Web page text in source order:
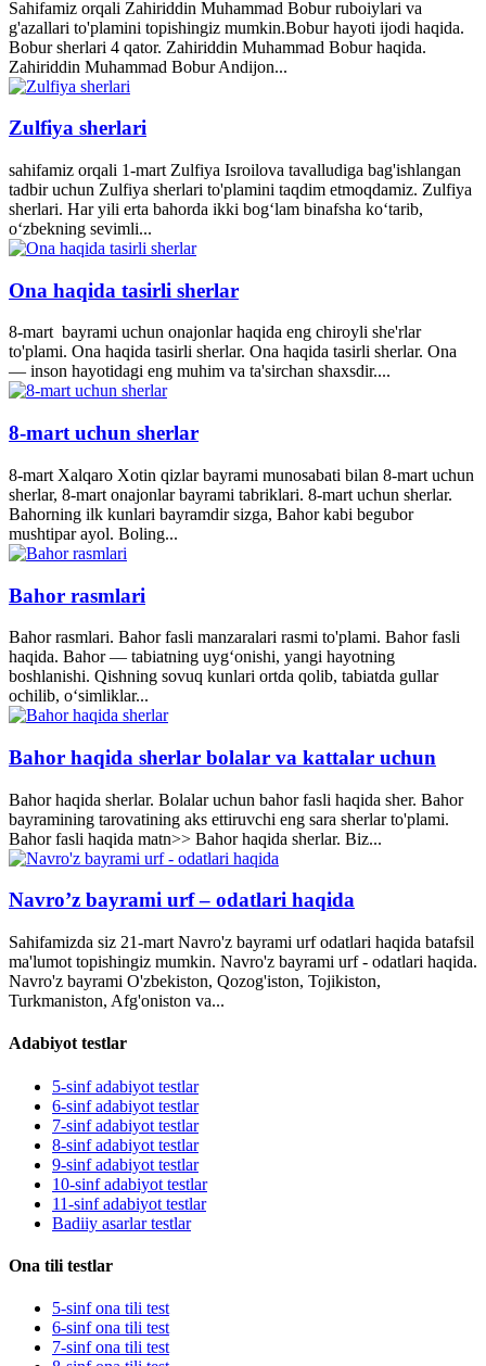
Sahifamiz orqali Zahiriddin Muhammad Bobur ruboiylari va
g'azallari to'plamini topishingiz mumkin.Bobur hayoti ijodi haqida.
Bobur sherlari 4 qator. Zahiriddin Muhammad Bobur haqida.
Zahiriddin Muhammad Bobur Andijon...
Zulfiya sherlari
sahifamiz orqali 1-mart Zulfiya Isroilova tavalludiga bag'ishlangan
tadbir uchun Zulfiya sherlari to'plamini taqdim etmoqdamiz. Zulfiya
sherlari. Har yili erta bahorda ikki bogʻlam binafsha koʻtarib,
oʻzbekning sevimli...
Ona haqida tasirli sherlar
8-mart bayrami uchun onajonlar haqida eng chiroyli she'rlar
to'plami. Ona haqida tasirli sherlar. Ona haqida tasirli sherlar. Ona
— inson hayotidagi eng muhim va ta'sirchan shaxsdir....
8-mart uchun sherlar
8-mart Xalqaro Xotin qizlar bayrami munosabati bilan 8-mart uchun
sherlar, 8-mart onajonlar bayrami tabriklari. 8-mart uchun sherlar.
Bahorning ilk kunlari bayramdir sizga, Bahor kabi begubor
mushtipar ayol. Boling...
Bahor rasmlari
Bahor rasmlari. Bahor fasli manzaralari rasmi to'plami. Bahor fasli
haqida. Bahor — tabiatning uyg‘onishi, yangi hayotning
boshlanishi. Qishning sovuq kunlari ortda qolib, tabiatda gullar
ochilib, o‘simliklar...
Bahor haqida sherlar bolalar va kattalar uchun
Bahor haqida sherlar. Bolalar uchun bahor fasli haqida sher. Bahor
bayramining tarovatining aks ettiruvchi eng sara sherlar to'plami.
Bahor fasli haqida matn>> Bahor haqida sherlar. Biz...
Navro’z bayrami urf – odatlari haqida
Sahifamizda siz 21-mart Navro'z bayrami urf odatlari haqida batafsil
ma'lumot topishingiz mumkin. Navro'z bayrami urf - odatlari haqida.
Navro'z bayrami O'zbekiston, Qozog'iston, Tojikiston,
Turkmaniston, Afg'oniston va...
Adabiyot testlar
5-sinf adabiyot testlar
6-sinf adabiyot testlar
7-sinf adabiyot testlar
8-sinf adabiyot testlar
9-sinf adabiyot testlar
10-sinf adabiyot testlar
11-sinf adabiyot testlar
Badiiy asarlar testlar
Ona tili testlar
5-sinf ona tili test
6-sinf ona tili test
7-sinf ona tili test